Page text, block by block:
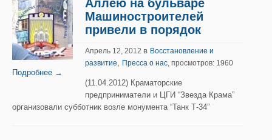
Подробнее →
Аллею на бульваре
Машиностроителей
привели в порядок
Апрель 12, 2012 в Восстановление и
развитие
Пресса о нас , просмотров: 1960
(11.04.2012) Краматорские
предприниматели и ЦГИ “Звезда Крама”
организовали субботник возле монумента “Танк Т-34”